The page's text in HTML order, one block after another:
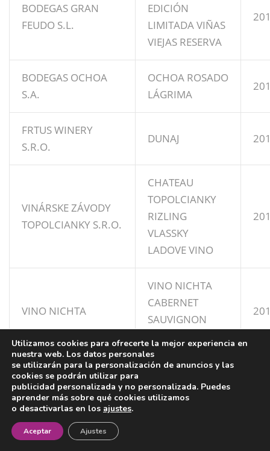
BODEGAS GRAN
FEUDO S.L.
EDICIÓN
LIMITADA VIÑAS
VIEJAS RESERVA
BODEGAS OCHOA
S.A.
OCHOA ROSADO
LÁGRIMA
FRTUS WINERY
S.R.O.
DUNAJ
VINÁRSKE ZÁVODY
TOPOLCIANKY S.R.O.
CHATEAU
TOPOLCIANKY
RIZLING
VLASSKY
LADOVE VINO
VINO NICHTA
VINO NICHTA
CABERNET
SAUVIGNON
MARQUÉS DE
GRIÑÓN FAMILY
ESTATES S.A.
MARQUÉS DE
GRIÑÓN SVMMA
ADEGA
¡Newsletter!
Utilizamos cookies para ofrecerte la mejor experiencia en
nuestra web. Los datos personales
se utilizarán para la personalización de anuncios y las
cookies se podrán utilizar para
publicidad personalizada y no personalizada. Puedes
aprender más sobre qué cookies utilizamos
o desactivarlas en los ajustes.
Aceptar Ajustes